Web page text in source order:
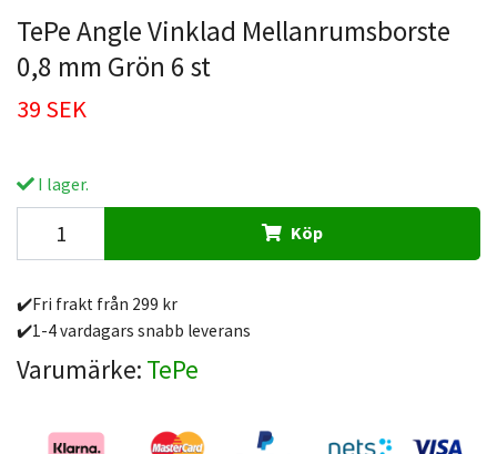
TePe Angle Vinklad Mellanrumsborste
0,8 mm Grön 6 st
39 SEK
I lager.
Köp
✔️Fri frakt från 299 kr
✔️1-4 vardagars snabb leverans
Varumärke: TePe